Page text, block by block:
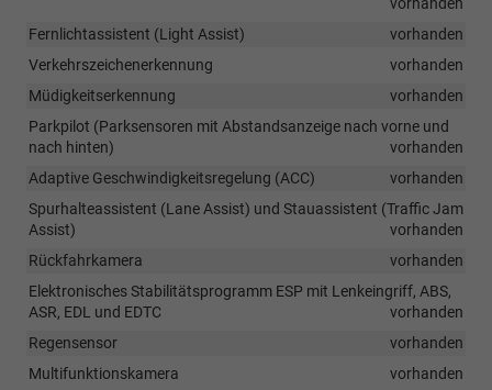
Fernlichtassistent (Light Assist)
vorhanden
Verkehrszeichenerkennung
vorhanden
Müdigkeitserkennung
vorhanden
Parkpilot (Parksensoren mit Abstandsanzeige nach vorne und
nach hinten)
vorhanden
Adaptive Geschwindigkeitsregelung (ACC)
vorhanden
Spurhalteassistent (Lane Assist) und Stauassistent (Traffic Jam
Assist)
vorhanden
Rückfahrkamera
vorhanden
Elektronisches Stabilitätsprogramm ESP mit Lenkeingriff, ABS,
ASR, EDL und EDTC
vorhanden
Regensensor
vorhanden
Multifunktionskamera
vorhanden